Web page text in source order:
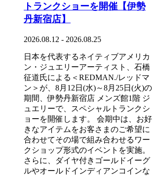
トランクショーを開催【伊勢
丹新宿店】
2026.08.12 - 2026.08.25
日本を代表するネイティブアメリカ
ン・ジュエリーアーティスト、石橋
征道氏による＜REDMAN./レッドマ
ン＞が、8月12日(水)～8月25日(火)の
期間、伊勢丹新宿店 メンズ館1階 ジ
ュエリーで、スペシャルトランクシ
ョーを開催します。 会期中は、お好
きなアイテムをお客さまのご希望に
合わせてその場で組み合わせるワー
クショップ形式のイベントを実施。
さらに、ダイヤ付きゴールドイーグ
ルやオールドインディアンコインな